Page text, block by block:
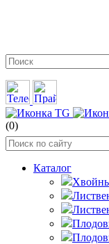
(0)
Каталог